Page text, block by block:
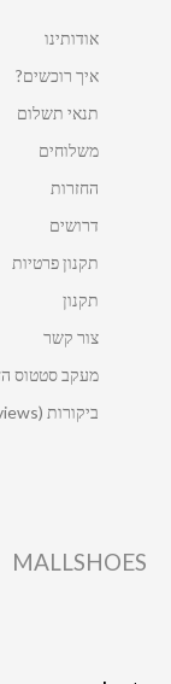
אודותינו
איך רוכשים?
תנאי תשלום
משלוחים
החזרות
דרושים
תקנון פרטיות
תקנון
צור קשר
מעקב סטטוס
ביקורות MallShoes (Reviews)
MALLSHOES